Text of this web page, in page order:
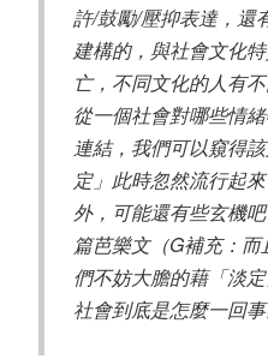
許/鼓勵/壓抑表達，還
建構的，與社會文化
亡，不同文化的人有
從一個社會對哪些情
連結，我們可以窺得
定」此時忽然流行起
外，可能還有些玄機
篇芭樂文（G補充：
們不妨大膽的藉「淡
社會到底是怎麼一回事